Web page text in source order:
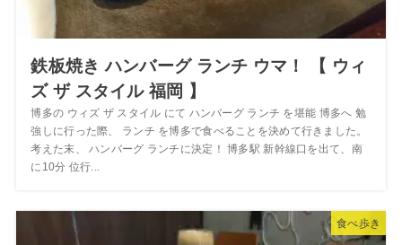
鉄板焼き ハンバーグ ランチ ウマ！ 【 ウィ
ズ ザ スタイル 福岡 】
博多の ウィズ ザ スタイル にて ハンバーグ ランチ を堪能 博多へ 勉
強しに行った際、 ランチ を博多で食べることを決めて行きました。
考えた末、 ハンバーグ ランチに決定！ 博多駅 新幹線口を出て、南
に10分 位行...
食べ歩き